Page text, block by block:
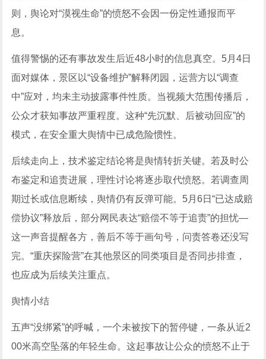
则，舆论对“漠视生命”的愤怒不会因一份定性通报而平
息。
值得警惕的还有事故发生后近48小时的信息真空。5月4日
面对媒体，景区以“设备维护”解释闭园，运营方以“调查
中”应对，均未主动披露事件性质。当视频大范围传播后，
公众才获知事故严重程度。这种“先沉默、后被动回应”的
模式，在安全重大舆情中已成危险惯性。
后续走向上，技术鉴定结论将是舆情转折关键。若及时公
布鉴定和追责进展，理性讨论将逐步取代愤怒。若调查周
期过长或信息断续，舆情仍有反弹可能。5月6日“已达成赔
偿协议”释放后，部分网民表达“赔偿不等于追责”的担忧—
这一声音提醒各方，善后不等于画句号，问责答卷还没写
完。“重庆探险营”在其他景区的同类项目是否同步排查，
也应成为后续关注重点。
舆情小结
五声“没绑紧”的呼喊，一个未被按下的暂停键，一条从近2
00米高空坠落的年轻生命。这起事故让公众的愤怒不止于